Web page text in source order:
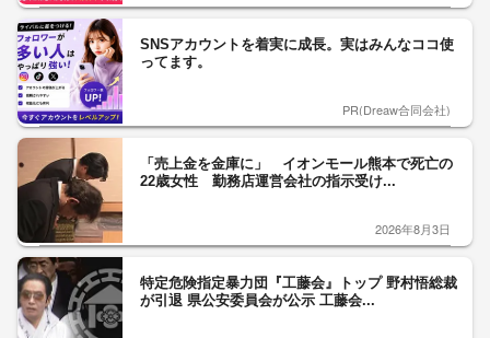
SNSアカウントを着実に成長。実はみんなココ使
ってます。
PR(Dreaw合同会社)
「売上金を金庫に」 イオンモール熊本で死亡の
22歳女性 勤務店運営会社の指示受け...
2026年8月3日
特定危険指定暴力団『工藤会』トップ 野村悟総裁
が引退 県公安委員会が公示 工藤会...